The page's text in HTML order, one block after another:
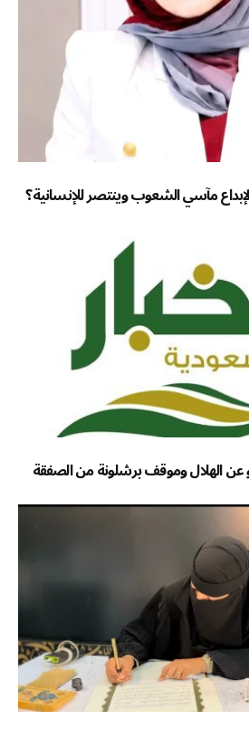
مآسي الشعوب وينتصر للإنسانية؟
عن الهلال وموقف برشلونة من الصفقة